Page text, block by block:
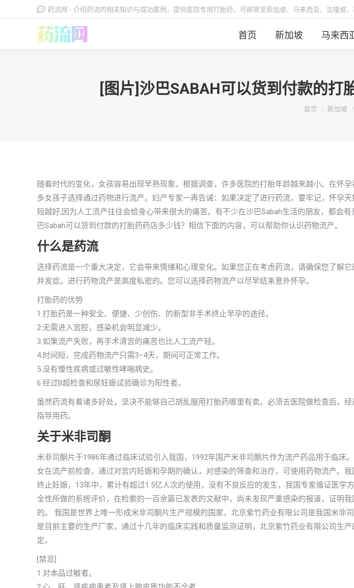
药流网 - 介绍药流的相关知识与成功案例，提供医院专用打胎药，可邮寄至新加坡、马来西亚、吉隆坡、
首页 新加坡 马来西
[图片]沙巴SABAH可以货到付款的
你在这里：
首页 新加坡
随着时代的变化，女孩容易出现早熟现象，根据调查，许多医院的打胎年龄越来越小。在怀
多女孩子选择通过药物进行流产。妇产专家一再告诫：如果决定了进行药流，要牢记，怀孕
短越好;因为人工流产往往会给身心带来很大的痛苦。有不少在沙巴Sabah生活的朋友，都会
巴Sabah可以货到付款的打胎药药店多少钱？相信下面的内容，可以帮助你认识药物流产。
什么是药流
选择药流是一个重大决定，它会带来情绪和心理变化。如果您正在考虑药流，请确保您了解它
并发症。进行药物流产是高度私密的。您可以选择药物流产以尽早结束意外怀孕。
打胎药的优势
1.打胎药是一种安全、便捷、少创伤、的新型非手术终止早孕的途径。
2.无需进入宫腔，感染机会明显减少。
3.如果流产失败，再手术清宫的痛苦也比人工流产轻。
4.时间短，完成药物流产只需3–4天，期间可正常工作。
5.没有慢性疾病或过敏性哮喘病史。
6.经过B超检查和尿妊娠试验确诊为阳性者。
虽然药流有着诸多好处，坚决不能够自己胡乱服用打胎药哪里有卖。必须去医院做检查后，
指导用药。
关于米非司酮
米非司酮片于1986年通过临床试验引入我国，1992年国产米非司酮片作为流产药品用于临床
女在流产前检查，通过对宫内妊娠和孕期的确认，对感染的筛查和治疗，可使用药物流产。
终止妊娠，13年中，累计有超过1.5亿人次的使用，没有不良反应的发生，我国专家循证医学
全性所做的系统评价，在检索的一百余篇已发表的文献中，尚未发现严重感染的报道，证明
的。 我国是世界上唯一形成米非司酮片生产规模的国家，北京紫竹药业有限公司是我国米非
是目前主要的生产厂家，通过十几年的临床实践和质量监测证明，北京紫竹药业有限公司生
定。
[禁忌]
1.对本品过敏者。